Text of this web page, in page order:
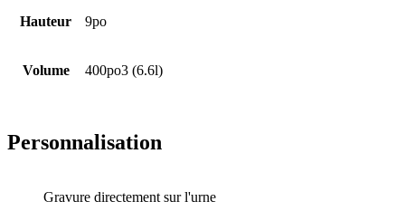
Hauteur 9po
Volume 400po3 (6.6l)
Personnalisation
Gravure directement sur l'urne